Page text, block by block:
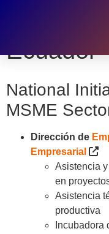
Ecuador
National
MSME
Dirección de
Empresarial
Asistencia
en
Asistencia
productiva
Incubadora